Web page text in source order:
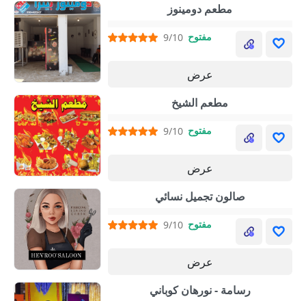
مطعم دومينوز
9/10 مفتوح
عرض
مطعم الشيخ
9/10 مفتوح
عرض
صالون تجميل نسائي
9/10 مفتوح
عرض
رسامة - نورهان كوباني